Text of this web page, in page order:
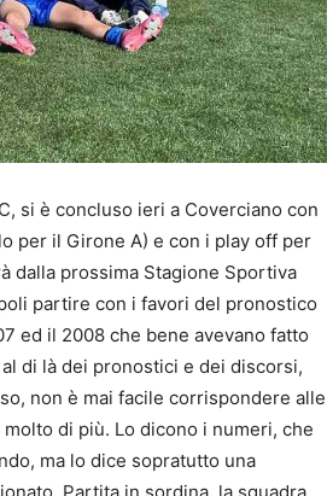
si è concluso ieri a Coverciano con
per il Girone A) e con i play off per
dalla prossima Stagione Sportiva
partire con i favori del pronostico
ed il 2008 che bene avevano fatto
di là dei pronostici e dei discorsi,
non è mai facile corrispondere alle
di più. Lo dicono i numeri, che
ma lo dice sopratutto una